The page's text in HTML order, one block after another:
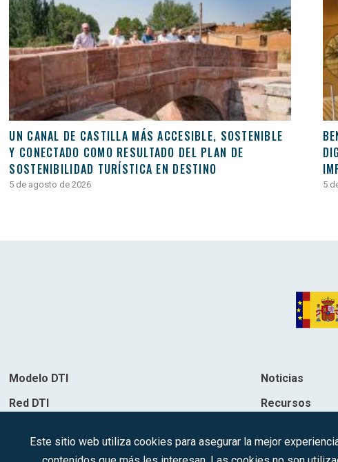
UN CANAL DE CASTILLA MÁS ACCESIBLE, SOSTENIBLE
Y CONECTADO COMO RESULTADO DEL PLAN DE
SOSTENIBILIDAD TURÍSTICA EN DESTINO
5 de agosto de 2026 5
Modelo DTI
Red DTI
Noticias
Recursos
Este sitio web utiliza cookies para asegurar la mejor